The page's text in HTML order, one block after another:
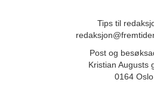
Tips til
Post og
Kristian Augusts
0164 Oslo